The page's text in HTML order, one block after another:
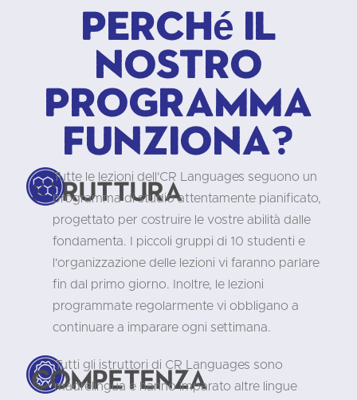
Perché il
nostro
programma
funziona?
Struttura
Tutte le lezioni dell'CR Languages seguono un
programma di studio attentamente pianificato,
progettato per costruire le vostre abilità dalle
fondamenta. I piccoli gruppi di 10 studenti e
l'organizzazione delle lezioni vi faranno parlare
fin dal primo giorno. Inoltre, le lezioni
programmate regolarmente vi obbligano a
continuare a imparare ogni settimana.
Competenza
Tutti gli istruttori di CR Languages sono
madrelingua e hanno imparato altre lingue